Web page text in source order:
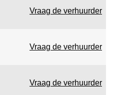
Vraag de verhuurder
Vraag de verhuurder
Vraag de verhuurder